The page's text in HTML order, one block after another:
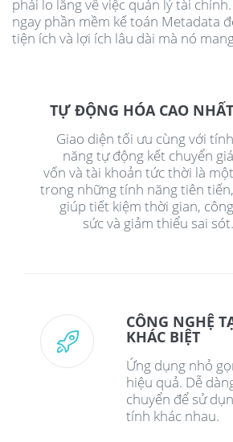
phải lo lắng về việc quản lý tài
ngay phần mềm kế toán Metadata
tiện ích và lợi ích lâu dài mà nó
TỰ ĐỘNG HÓA CAO NHẤT
Giao diện tối ưu cùng với tính
năng tự động kết chuyển giá
vốn và tài khoản tức thời là một
trong những tính năng tiên tiến,
giúp tiết kiệm thời gian, công
sức và giảm thiểu sai sót.
CÔNG NGHỆ
KHÁC BIỆT
Ứng dụng nhỏ
hiệu quả. Dễ
chuyển để sử
tính khác nhau.